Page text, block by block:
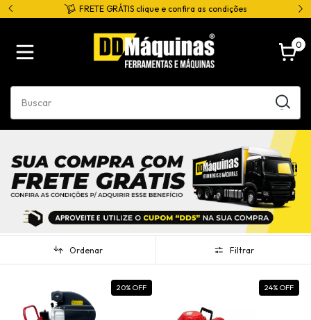
FRETE GRÁTIS clique e confira as condições
0
Ordenar Filtrar
20% OFF 24% OFF